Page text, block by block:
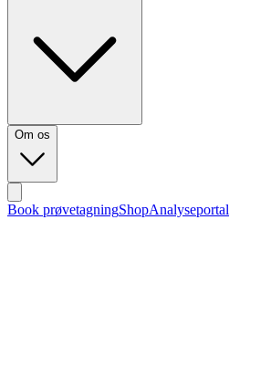
Om os
Book prøvetagningShopAnalyseportal